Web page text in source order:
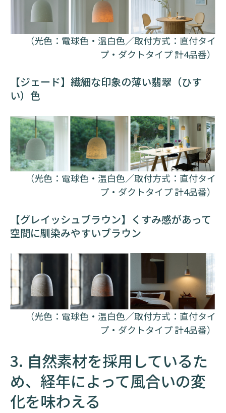
（光色：電球色・温白色／取付方式：直付タイ
プ・ダクトタイプ 計4品番）
【ジェード】繊細な印象の薄い翡翠（ひす
い）色
（光色：電球色・温白色／取付方式：直付タイ
プ・ダクトタイプ 計4品番）
【グレイッシュブラウン】くすみ感があって
空間に馴染みやすいブラウン
（光色：電球色・温白色／取付方式：直付タイ
プ・ダクトタイプ 計4品番）
3. 自然素材を採用しているた
め、経年によって風合いの変
化を味わえる